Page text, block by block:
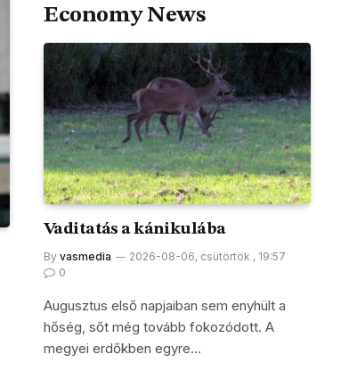
Economy News
Vaditatás a kánikulába
By vasmedia
2026-08-06, csütörtök , 19:57
0
Augusztus első napjaiban sem enyhült a
hőség, sőt még tovább fokozódott. A
megyei erdőkben egyre…